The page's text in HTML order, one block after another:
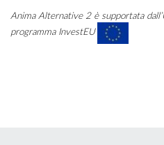
Anima Alternative 2 è supportata
programma InvestEU